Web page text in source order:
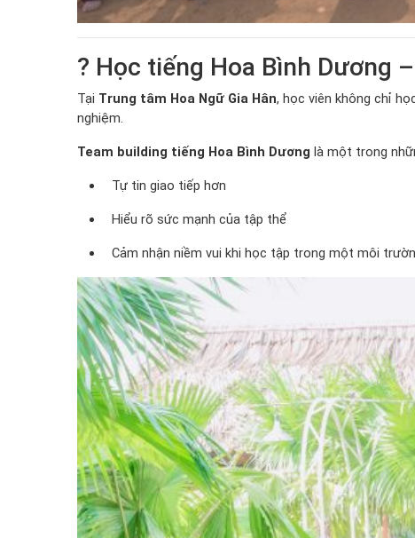
? Học tiếng Hoa Bình Dương
Tại Trung tâm Hoa Ngữ Gia Hân, học viên không chỉ
nghiệm.
Team building tiếng Hoa Bình Dương là một trong
Tự tin giao tiếp hơn
Hiểu rõ sức mạnh của tập thể
Cảm nhận niềm vui khi học tập trong một môi